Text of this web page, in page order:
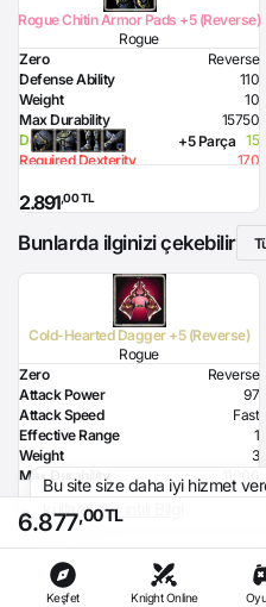
Rogue Chitin Armor Pads +5 (Reverse)
Rogue
Zero
Reverse
Defense Ability
110
Weight
10
Max Durability
15750
Dexterity Bonus
15
Required Dexterity
170
+5 Parça
2.891,00 TL
Bunlarda ilginizi çekebilir
Cold-Hearted Dagger +5 (Reverse)
Rogue
Zero
Reverse
Attack Power
97
Attack Speed
Fast
Effective Range
1
Weight
3
Max Durability
11000
Health Bonus
-8
Dexterity Bonus
Resistance to Flame
Resistance to Lighting
16
Glacier Damage
125
6.495,00 TL
Bu site size daha iyi hizmet
kullanır.Ayrıntılı Bilgi
6.877,00 TL
Keşfet Knight Online